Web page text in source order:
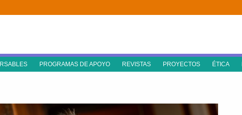
PROGRAMAS DE APOYO REVISTAS PROYECTOS ÉTICA